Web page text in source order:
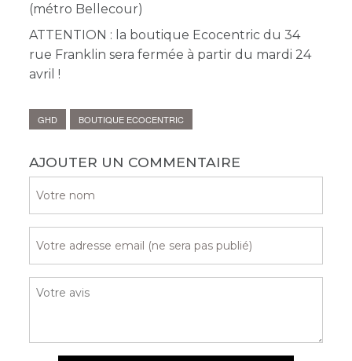
(métro Bellecour)
ATTENTION : la boutique Ecocentric du 34
rue Franklin sera fermée à partir du mardi 24
avril !
GHD BOUTIQUE ECOCENTRIC
AJOUTER UN COMMENTAIRE